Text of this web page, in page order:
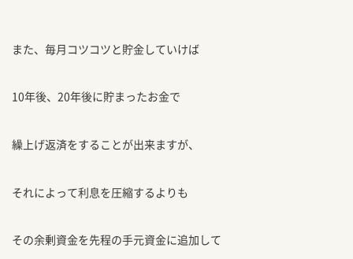
また、毎月コツコツと貯金していけば
10年後、20年後に貯まったお金で
繰上げ返済をすることが出来ますが、
それによって利息を圧縮するよりも
その余剰資金を先程の手元資金に追加して